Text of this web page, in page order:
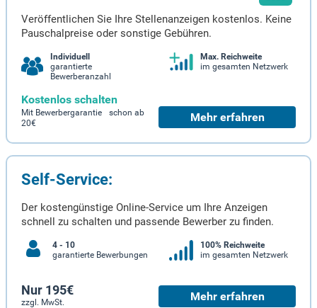
Veröffentlichen Sie Ihre Stellenanzeigen kostenlos. Keine
Pauschalpreise oder sonstige Gebühren.
Individuell
garantierte
Bewerberanzahl
Max. Reichweite
im gesamten Netzwerk
Kostenlos schalten
Mit Bewerbergarantie schon ab
20€
Mehr erfahren
Self-Service:
Der kostengünstige Online-Service um Ihre Anzeigen
schnell zu schalten und passende Bewerber zu finden.
4 - 10
garantierte Bewerbungen
100% Reichweite
im gesamten Netzwerk
Nur 195€
zzgl. MwSt. Mehr erfahren